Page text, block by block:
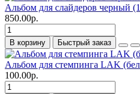
Альбом для слайдеров черный
850.00р.
В корзину Быстрый заказ
Альбом для стемпинга LAK
100.00р.